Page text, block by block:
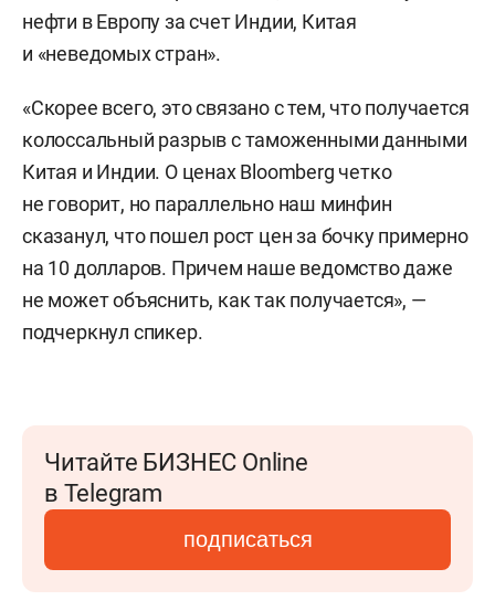
нефти в Европу за счет Индии, Китая
и «неведомых стран».
«Скорее всего, это связано с тем, что получается
колоссальный разрыв с таможенными данными
Китая и Индии. О ценах Bloomberg четко
не говорит, но параллельно наш минфин
сказанул, что пошел рост цен за бочку примерно
на 10 долларов. Причем наше ведомство даже
не может объяснить, как так получается», —
подчеркнул спикер.
Читайте БИЗНЕС Online
в Telegram
подписаться